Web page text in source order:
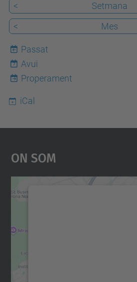
<
Setmana
<
Mes
Passat
7
Avui
Properament
iCal
On Som